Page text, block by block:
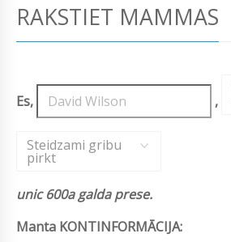
RAKSTIET MAMMAS
Es, ,
Steidzami gribu
pirkt
unic 600a galda prese.
Manta KONTINFORMĀCIJA: